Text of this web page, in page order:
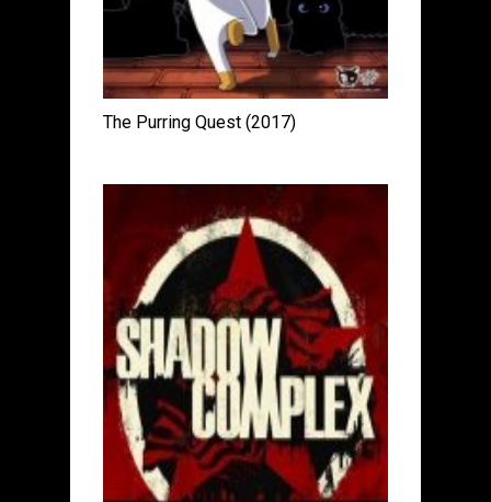
The Purring Quest (2017)